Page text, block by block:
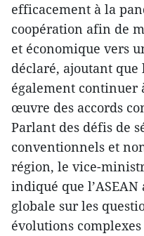
efficacement à la
coopération afin de
et économique vers
déclaré, ajoutant
également continuer
œuvre des accords
Parlant des défis de
conventionnels et
région, le vice-
indiqué que
globale sur les
évolutions